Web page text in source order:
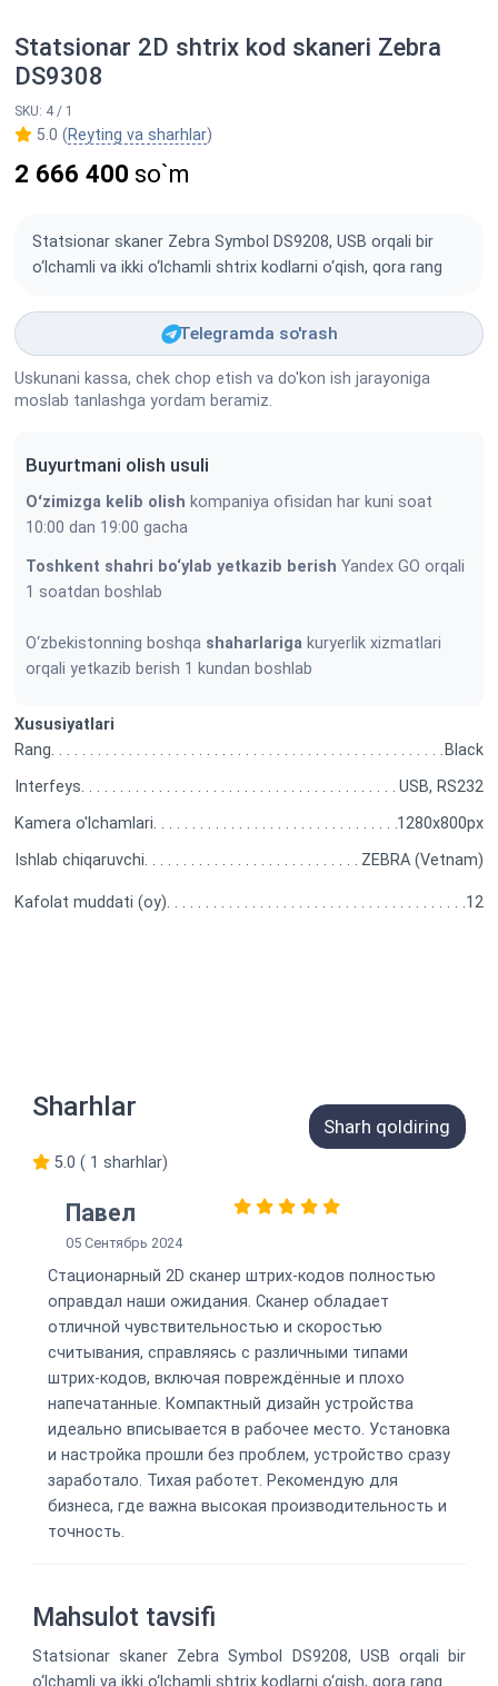
Statsionar 2D shtrix kod skaneri Zebra
DS9308
SKU: 4 / 1
5.0 (Reyting va sharhlar)
2 666 400 so`m
Statsionar skaner Zebra Symbol DS9208, USB orqali bir
o‘lchamli va ikki o‘lchamli shtrix kodlarni o‘qish, qora rang
Telegramda so'rash
Uskunani kassa, chek chop etish va do'kon ish jarayoniga
moslab tanlashga yordam beramiz.
Buyurtmani olish usuli
Oʻzimizga kelib olish kompaniya ofisidan har kuni soat
10:00 dan 19:00 gacha
Toshkent shahri bo‘ylab yetkazib berish Yandex GO orqali
1 soatdan boshlab
O‘zbekistonning boshqa shaharlariga kuryerlik xizmatlari
orqali yetkazib berish 1 kundan boshlab
Xususiyatlari
Rang
Black
Interfeys
USB, RS232
Kamera o'lchamlari
1280x800px
Ishlab chiqaruvchi
ZEBRA (Vetnam)
Kafolat muddati (oy) 12
Sharhlar
5.0 ( 1 sharhlar)
Sharh qoldiring
Павел
05 Сентябрь 2024
5 из 5
Стационарный 2D сканер штрих-кодов полностью
оправдал наши ожидания. Сканер обладает
отличной чувствительностью и скоростью
считывания, справляясь с различными типами
штрих-кодов, включая повреждённые и плохо
напечатанные. Компактный дизайн устройства
идеально вписывается в рабочее место. Установка
и настройка прошли без проблем, устройство сразу
заработало. Тихая работет. Рекомендую для
бизнеса, где важна высокая производительность и
точность.
Mahsulot tavsifi
Statsionar skaner Zebra Symbol DS9208, USB orqali bir